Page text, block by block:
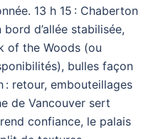
13 h 15 : Chaberton
d’allée stabilisée,
of the Woods (ou
bulles façon
: retour, embouteillages
de Vancouver sert
confiance, le palais